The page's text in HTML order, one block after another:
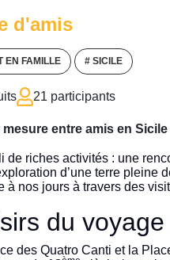
d'amis
EN FAMILLE # SICILE
21 participants
entre amis en Sicile
de riches activités : une
d’une terre pleine
à nos jours à travers des
du voyage
des Quatro Canti et la